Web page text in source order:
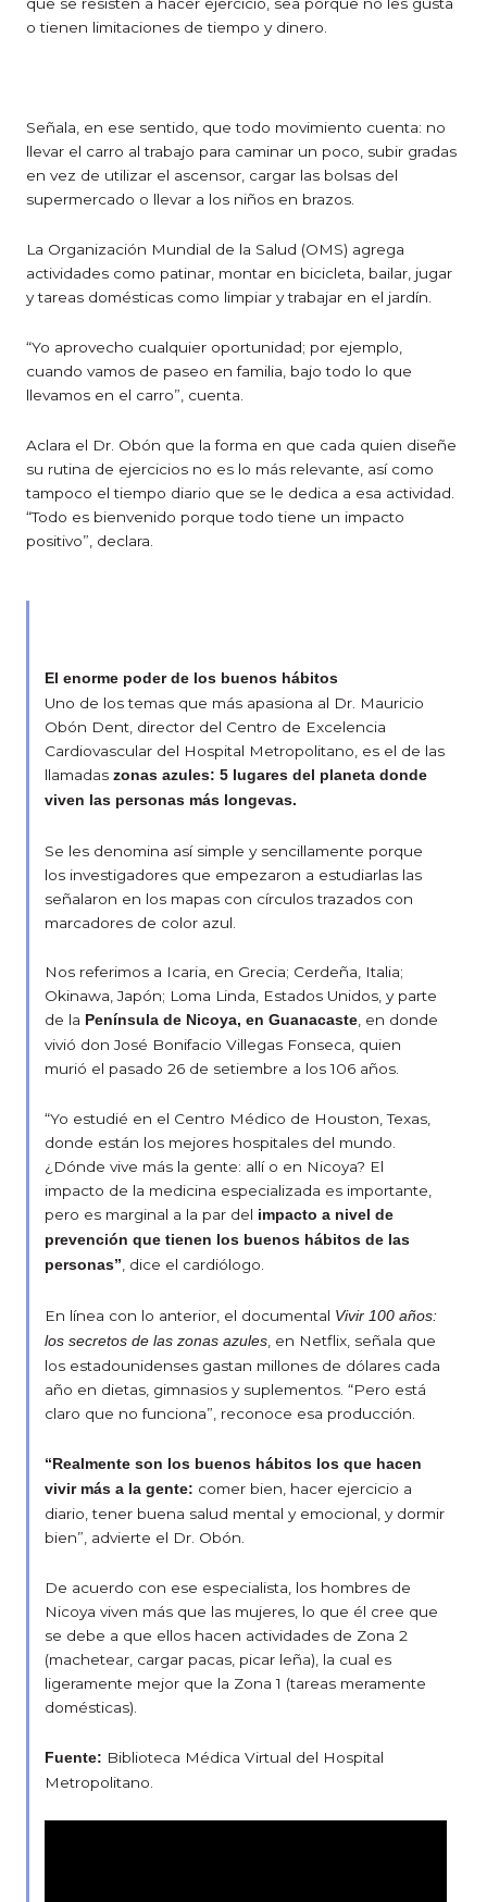
que se resisten a hacer ejercicio, sea porque no les gusta
o tienen limitaciones de tiempo y dinero.
Señala, en ese sentido, que todo movimiento cuenta: no
llevar el carro al trabajo para caminar un poco, subir gradas
en vez de utilizar el ascensor, cargar las bolsas del
supermercado o llevar a los niños en brazos.
La Organización Mundial de la Salud (OMS) agrega
actividades como patinar, montar en bicicleta, bailar, jugar
y tareas domésticas como limpiar y trabajar en el jardín.
“Yo aprovecho cualquier oportunidad; por ejemplo,
cuando vamos de paseo en familia, bajo todo lo que
llevamos en el carro”, cuenta.
Aclara el Dr. Obón que la forma en que cada quien diseñe
su rutina de ejercicios no es lo más relevante, así como
tampoco el tiempo diario que se le dedica a esa actividad.
“Todo es bienvenido porque todo tiene un impacto
positivo”, declara.
El enorme poder de los buenos hábitos
Uno de los temas que más apasiona al Dr. Mauricio
Obón Dent, director del Centro de Excelencia
Cardiovascular del Hospital Metropolitano, es el de las
llamadas zonas azules: 5 lugares del planeta donde
viven las personas más longevas.
Se les denomina así simple y sencillamente porque
los investigadores que empezaron a estudiarlas las
señalaron en los mapas con círculos trazados con
marcadores de color azul.
Nos referimos a Icaria, en Grecia; Cerdeña, Italia;
Okinawa, Japón; Loma Linda, Estados Unidos, y parte
de la Península de Nicoya, en Guanacaste, en donde
vivió don José Bonifacio Villegas Fonseca, quien
murió el pasado 26 de setiembre a los 106 años.
“Yo estudié en el Centro Médico de Houston, Texas,
donde están los mejores hospitales del mundo.
¿Dónde vive más la gente: allí o en Nicoya? El
impacto de la medicina especializada es importante,
pero es marginal a la par del impacto a nivel de
prevención que tienen los buenos hábitos de las
personas”, dice el cardiólogo.
En línea con lo anterior, el documental Vivir 100 años:
los secretos de las zonas azules, en Netflix, señala que
los estadounidenses gastan millones de dólares cada
año en dietas, gimnasios y suplementos. “Pero está
claro que no funciona”, reconoce esa producción.
“Realmente son los buenos hábitos los que hacen
vivir más a la gente: comer bien, hacer ejercicio a
diario, tener buena salud mental y emocional, y dormir
bien”, advierte el Dr. Obón.
De acuerdo con ese especialista, los hombres de
Nicoya viven más que las mujeres, lo que él cree que
se debe a que ellos hacen actividades de Zona 2
(machetear, cargar pacas, picar leña), la cual es
ligeramente mejor que la Zona 1 (tareas meramente
domésticas).
Fuente: Biblioteca Médica Virtual del Hospital
Metropolitano.